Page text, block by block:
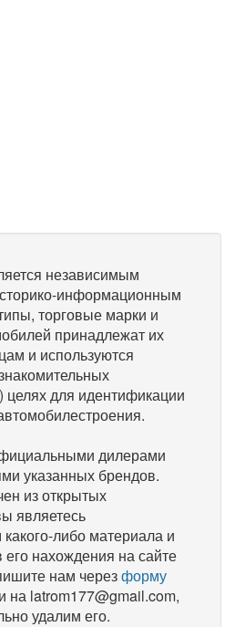
независимым
информационным
торговые марки и
принадлежат их
и используются
для идентификации
дилерами
указанных брендов.
из открытых
являетесь
либо материала и
его нахождения на сайте
нам черезформу
на latrom177@gmail.com,
удалим его.